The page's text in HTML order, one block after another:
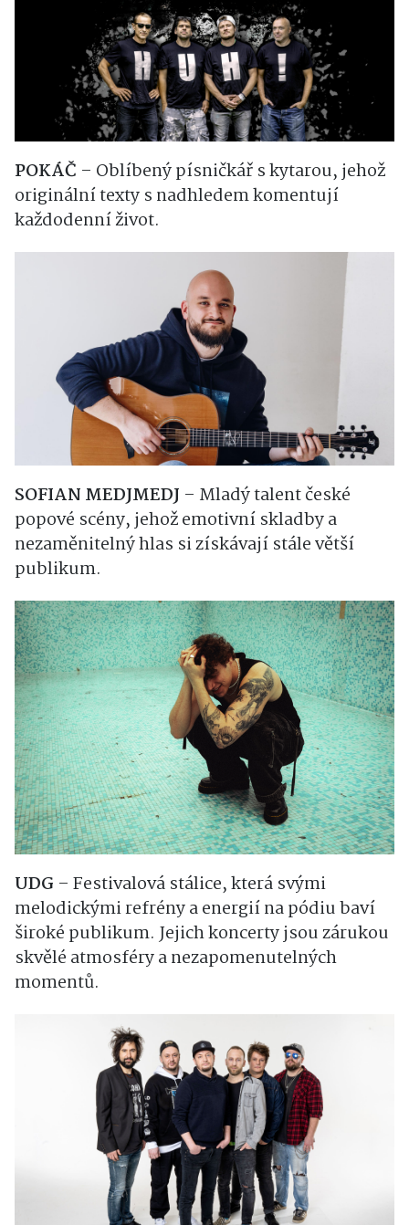
POKÁČ – Oblíbený písničkář s kytarou, jehož
originální texty s nadhledem komentují
každodenní život.
SOFIAN MEDJMEDJ – Mladý talent české
popové scény, jehož emotivní skladby a
nezaměnitelný hlas si získávají stále větší
publikum.
UDG – Festivalová stálice, která svými
melodickými refrény a energií na pódiu baví
široké publikum. Jejich koncerty jsou zárukou
skvělé atmosféry a nezapomenutelných
momentů.